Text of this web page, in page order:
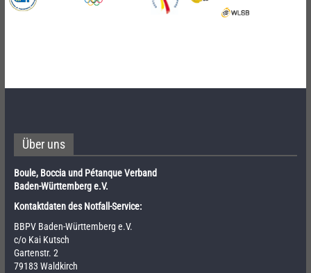
Über uns
Boule, Boccia und Pétanque Verband
Baden-Württemberg e.V.
Kontaktdaten des Notfall-Service:
BBPV Baden-Württemberg e.V.
c/o Kai Kutsch
Gartenstr. 2
79183 Waldkirch